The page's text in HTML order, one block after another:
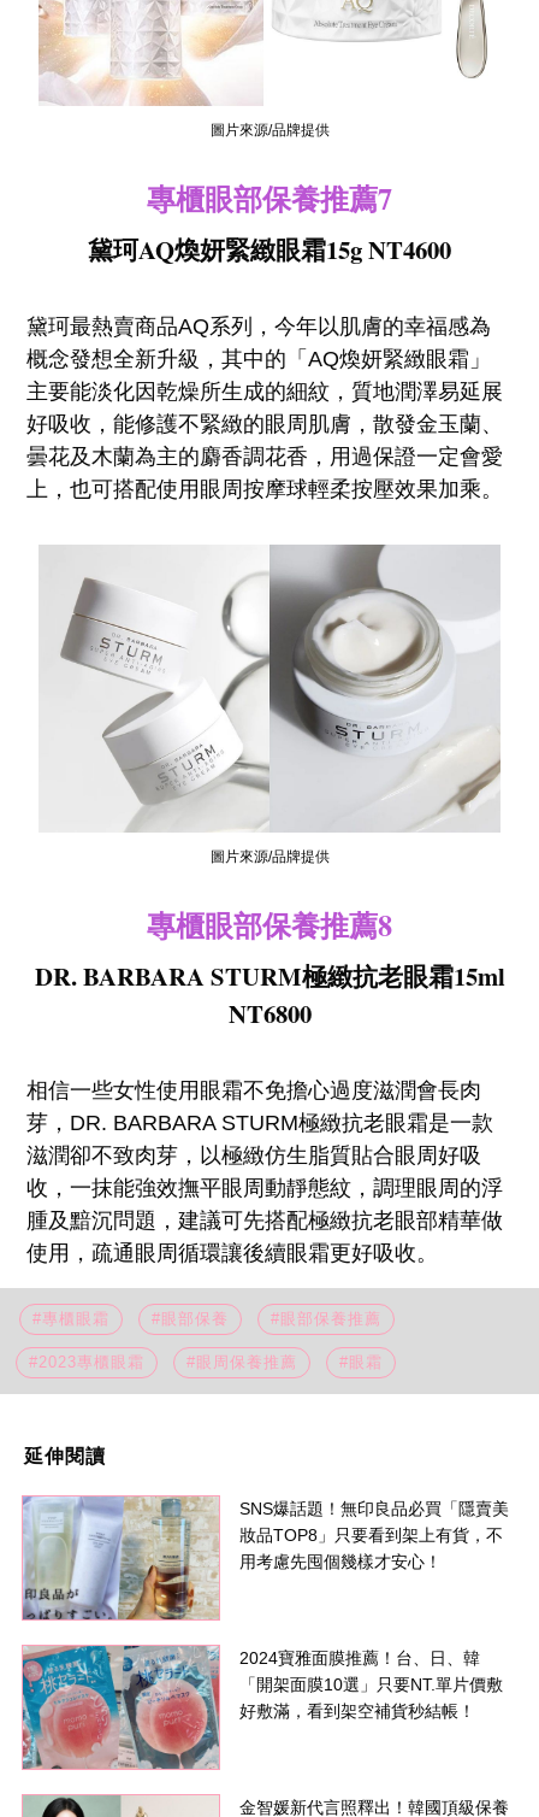
圖片來源/品牌提供
專櫃眼部保養推薦7
黛珂AQ煥妍緊緻眼霜15g NT4600
黛珂最熱賣商品AQ系列，今年以肌膚的幸福感為
概念發想全新升級，其中的「AQ煥妍緊緻眼霜」
主要能淡化因乾燥所生成的細紋，質地潤澤易延展
好吸收，能修護不緊緻的眼周肌膚，散發金玉蘭、
曇花及木蘭為主的麝香調花香，用過保證一定會愛
上，也可搭配使用眼周按摩球輕柔按壓效果加乘。
圖片來源/品牌提供
專櫃眼部保養推薦8
DR. BARBARA STURM極緻抗老眼霜15ml
NT6800
相信一些女性使用眼霜不免擔心過度滋潤會長肉
芽，DR. BARBARA STURM極緻抗老眼霜是一款
滋潤卻不致肉芽，以極緻仿生脂質貼合眼周好吸
收，一抹能強效撫平眼周動靜態紋，調理眼周的浮
腫及黯沉問題，建議可先搭配極緻抗老眼部精華做
使用，疏通眼周循環讓後續眼霜更好吸收。
#專櫃眼霜 #眼部保養 #眼部保養推薦
#2023專櫃眼霜 #眼周保養推薦 #眼霜
延伸閱讀
SNS爆話題！無印良品必買「隱賣美
妝品TOP8」只要看到架上有貨，不
用考慮先囤個幾樣才安心！
2024寶雅面膜推薦！台、日、韓
「開架面膜10選」只要NT.單片價敷
好敷滿，看到架空補貨秒結帳！
金智媛新代言照釋出！韓國頂級保養